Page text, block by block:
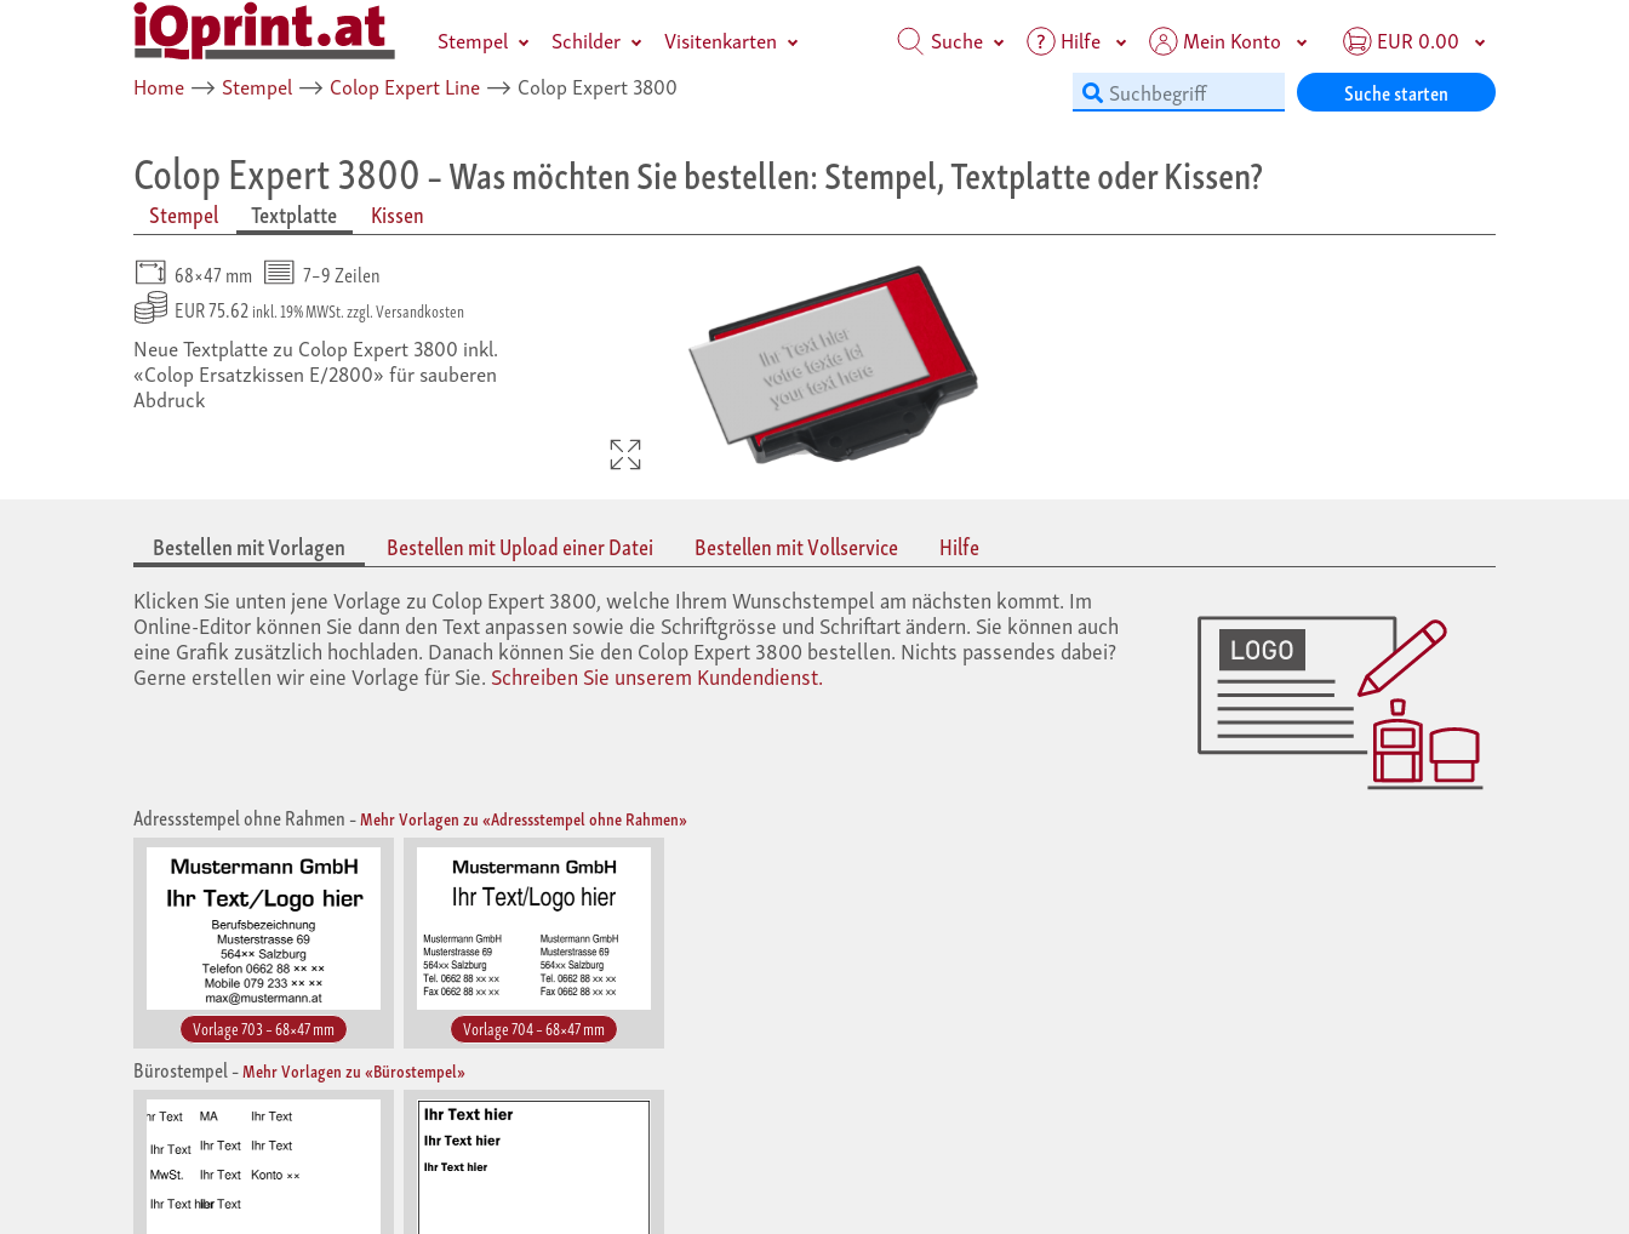
Stempel Schilder Visitenkarten Suche Hilfe Mein Konto
EUR 0.00
Home ⟶ Stempel ⟶ Colop Expert Line ⟶ Colop Expert 3800 Suche starten
Colop Expert 3800– Was möchten Sie bestellen: Stempel, Textplatte oder Kissen?
Stempel Textplatte Kissen
68×47 mm
7–9 Zeilen
EUR 75.62inkl. 19% MWSt. zzgl. Versandkosten
Neue Textplatte zu Colop Expert 3800 inkl.
«Colop Ersatzkissen E/2800» für sauberen
Abdruck
Bestellen mit Vorlagen Bestellen mit Upload einer Datei Bestellen mit Vollservice Hilfe
Klicken Sie unten jene Vorlage zu Colop Expert 3800, welche Ihrem Wunschstempel am nächsten kommt. Im
Online-Editor können Sie dann den Text anpassen sowie die Schriftgrösse und Schriftart ändern. Sie können auch
eine Grafik zusätzlich hochladen. Danach können Sie den Colop Expert 3800 bestellen. Nichts passendes dabei?
Gerne erstellen wir eine Vorlage für Sie. Schreiben Sie unserem Kundendienst.
Adressstempel ohne Rahmen –Mehr Vorlagen zu «Adressstempel ohne Rahmen»
Vorlage 703 – 68×47 mm Vorlage 704 – 68×47 mm
Bürostempel–Mehr Vorlagen zu «Bürostempel»